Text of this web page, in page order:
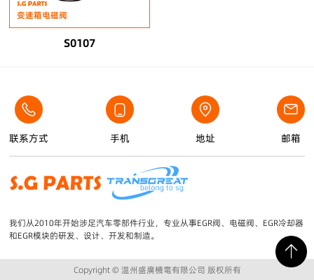
变速箱电磁阀
S0107
联系方式 手机 地址 邮箱
我们从2010年开始涉足汽车零部件行业，专业从事EGR阀、电磁阀、EGR冷却器
和EGR模块的研发、设计、开发和制造。
Copyright © 温州盛廣機電有限公司 版权所有